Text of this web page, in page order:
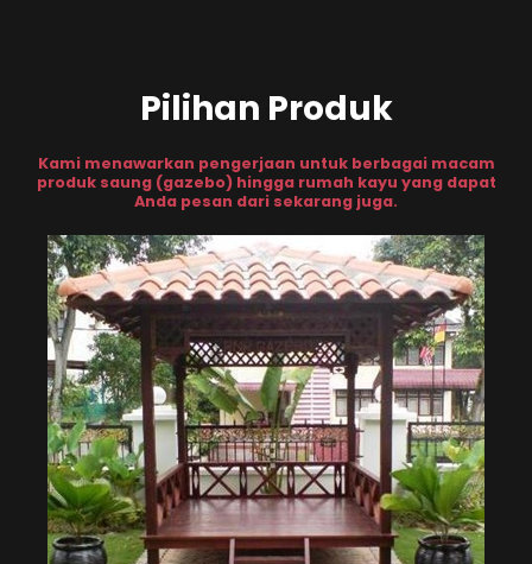
Pilihan Produk
Kami menawarkan pengerjaan untuk berbagai macam
produk saung (gazebo) hingga rumah kayu yang dapat
Anda pesan dari sekarang juga.